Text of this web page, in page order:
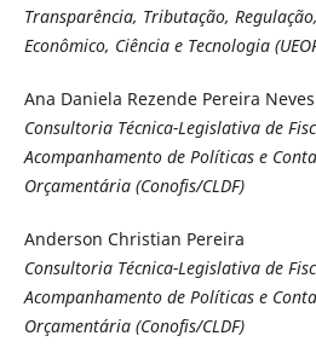
Transparência, Tributação,
Econômico, Ciência e Tecnologia
Ana Daniela Rezende Pereira Neves
Consultoria Técnica-Legislativa de
Acompanhamento de Políticas e
Orçamentária (Conofis/CLDF)
Anderson Christian Pereira
Consultoria Técnica-Legislativa de
Acompanhamento de Políticas e
Orçamentária (Conofis/CLDF)